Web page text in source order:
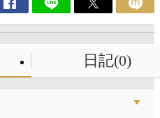
日記(0)